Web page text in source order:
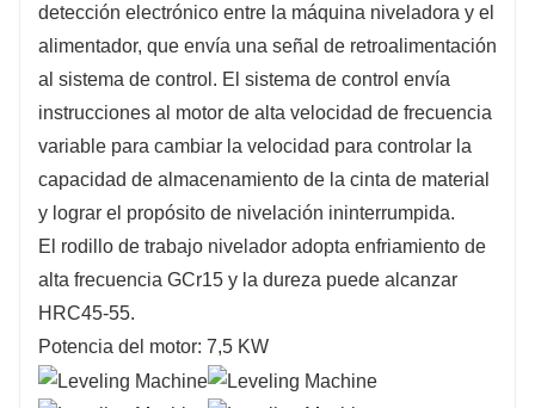
detección electrónico entre la máquina niveladora y el
alimentador, que envía una señal de retroalimentación
al sistema de control. El sistema de control envía
instrucciones al motor de alta velocidad de frecuencia
variable para cambiar la velocidad para controlar la
capacidad de almacenamiento de la cinta de material
y lograr el propósito de nivelación ininterrumpida.
El rodillo de trabajo nivelador adopta enfriamiento de
alta frecuencia GCr15 y la dureza puede alcanzar
HRC45-55.
Potencia del motor: 7,5 KW